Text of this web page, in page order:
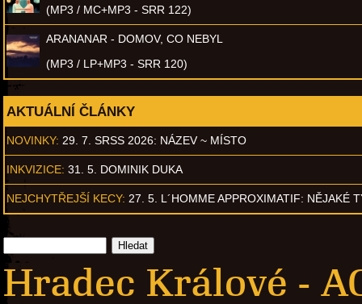
(MP3 / MC+MP3 - SRR 122)
ARANANAR - DOMOV, CO NEBYL
(MP3 / LP+MP3 - SRR 120)
AKTUÁLNÍ ČLÁNKY
NOVINKY: 29. 7. SRSS 2026: NÁZEV ~ MÍSTO
INKVIZICE: 31. 5. DOMINIK DUKA
NEJCHYTŘEJŠÍ KECY: 27. 5. L´HOMME APPROXIMATIF: NĚJAKÉ
Hradec Králové -